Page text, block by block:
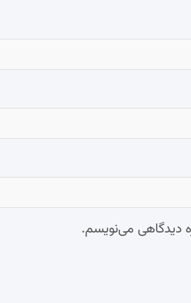
دیدگاهی می‌نویسم.